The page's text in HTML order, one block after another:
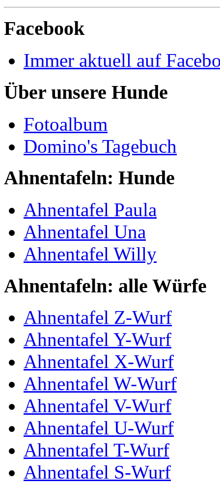
Facebook
Immer aktuell auf
Über unsere Hunde
Fotoalbum
Domino's Tagebuch
Ahnentafeln: Hunde
Ahnentafel Paula
Ahnentafel Una
Ahnentafel Willy
Ahnentafeln: alle Würfe
Ahnentafel Z-Wurf
Ahnentafel Y-Wurf
Ahnentafel X-Wurf
Ahnentafel W-Wurf
Ahnentafel V-Wurf
Ahnentafel U-Wurf
Ahnentafel T-Wurf
Ahnentafel S-Wurf